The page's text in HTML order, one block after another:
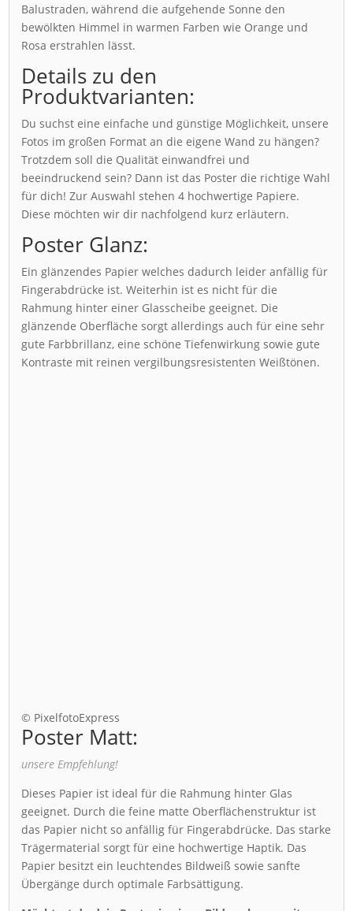
Balustraden, während die aufgehende Sonne den
bewölkten Himmel in warmen Farben wie Orange und
Rosa erstrahlen lässt.
Details zu den
Produktvarianten:
Du suchst eine einfache und günstige Möglichkeit, unsere
Fotos im großen Format an die eigene Wand zu hängen?
Trotzdem soll die Qualität einwandfrei und
beeindruckend sein? Dann ist das Poster die richtige Wahl
für dich! Zur Auswahl stehen 4 hochwertige Papiere.
Diese möchten wir dir nachfolgend kurz erläutern.
Poster Glanz:
Ein glänzendes Papier welches dadurch leider anfällig für
Fingerabdrücke ist. Weiterhin ist es nicht für die
Rahmung hinter einer Glasscheibe geeignet. Die
glänzende Oberfläche sorgt allerdings auch für eine sehr
gute Farbbrillanz, eine schöne Tiefenwirkung sowie gute
Kontraste mit reinen vergilbungsresistenten Weißtönen.
© PixelfotoExpress
Poster Matt:
unsere Empfehlung!
Dieses Papier ist ideal für die Rahmung hinter Glas
geeignet. Durch die feine matte Oberflächenstruktur ist
das Papier nicht so anfällig für Fingerabdrücke. Das starke
Trägermaterial sorgt für eine hochwertige Haptik. Das
Papier besitzt ein leuchtendes Bildweiß sowie sanfte
Übergänge durch optimale Farbsättigung.